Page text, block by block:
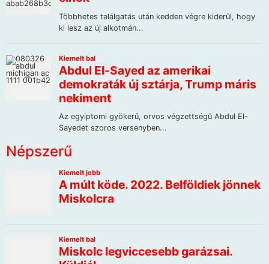
Népszerű